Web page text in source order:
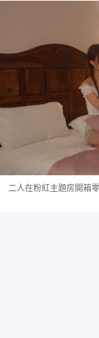
二人在粉紅主題房開箱